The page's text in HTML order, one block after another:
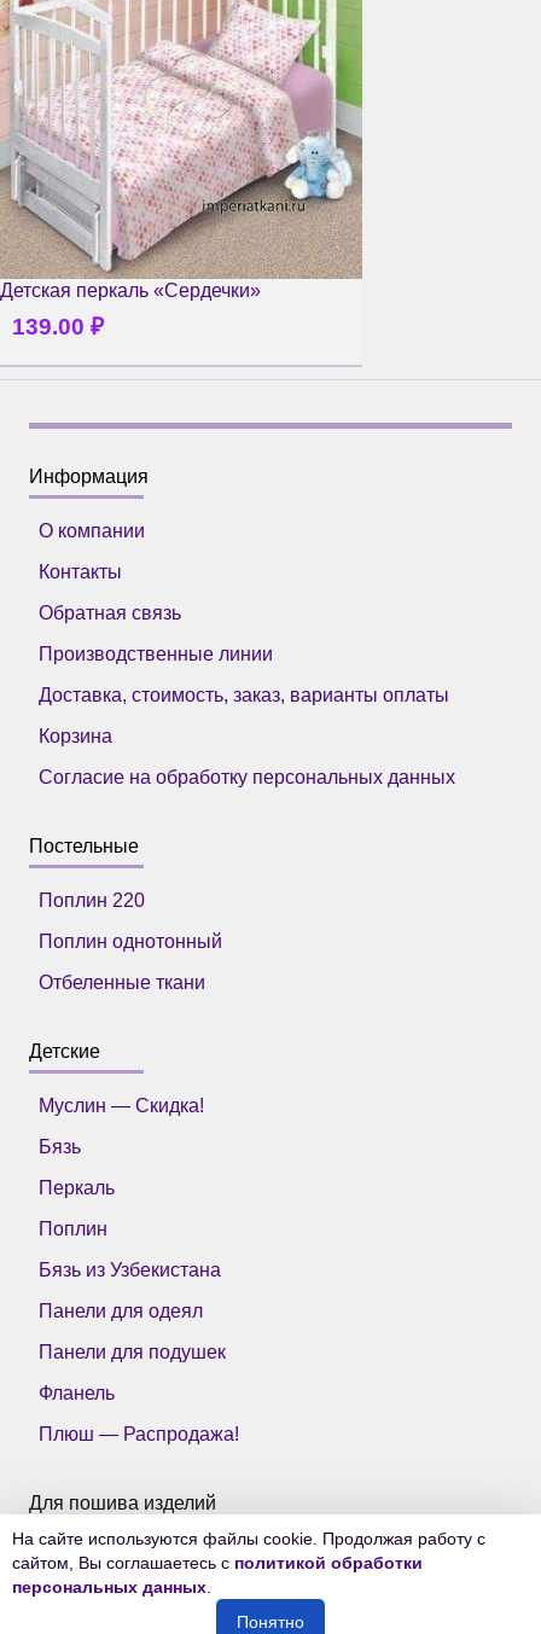
Детская перкаль «Сердечки»
139.00 ₽
Информация
О компании
Контакты
Обратная связь
Производственные линии
Доставка, стоимость, заказ, варианты оплаты
Корзина
Согласие на обработку персональных данных
Постельные
Поплин 220
Поплин однотонный
Отбеленные ткани
Детские
Муслин — Скидка!
Бязь
Перкаль
Поплин
Бязь из Узбекистана
Панели для одеял
Панели для подушек
Фланель
Плюш — Распродажа!
Для пошива изделий
Все ткани Тейково
На сайте используются файлы cookie. Продолжая работу с
сайтом, Вы соглашаетесь с политикой обработки
персональных данных
Понятно